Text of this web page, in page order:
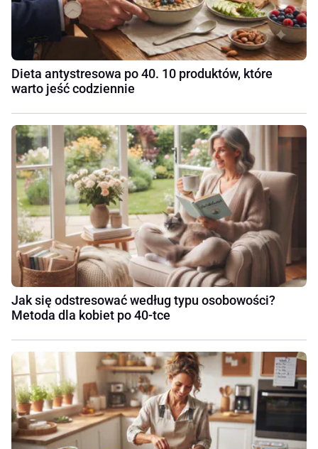
Dieta antystresowa po 40. 10 produktów, które
warto jeść codziennie
Jak się odstresować według typu osobowości?
Metoda dla kobiet po 40-tce